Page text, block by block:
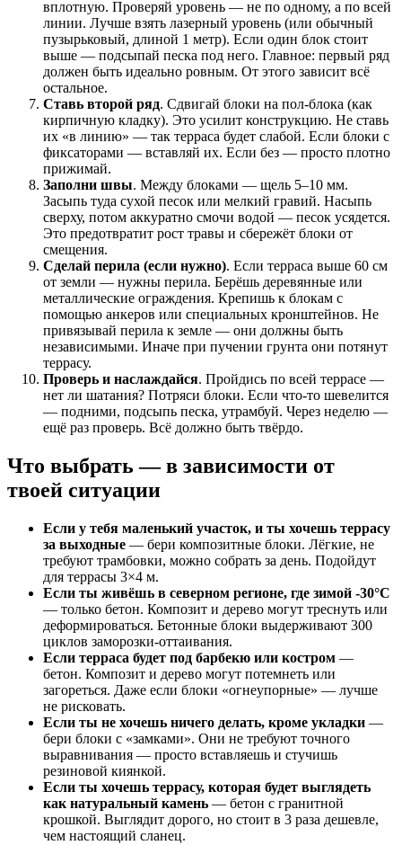
вплотную. Проверяй уровень — не по одному, а по всей
линии. Лучше взять лазерный уровень (или обычный
пузырьковый, длиной 1 метр). Если один блок стоит
выше — подсыпай песка под него. Главное: первый ряд
должен быть идеально ровным. От этого зависит всё
остальное.
Ставь второй ряд. Сдвигай блоки на пол-блока (как
кирпичную кладку). Это усилит конструкцию. Не ставь
их «в линию» — так терраса будет слабой. Если блоки с
фиксаторами — вставляй их. Если без — просто плотно
прижимай.
Заполни швы. Между блоками — щель 5–10 мм.
Засыпь туда сухой песок или мелкий гравий. Насыпь
сверху, потом аккуратно смочи водой — песок усядется.
Это предотвратит рост травы и сбережёт блоки от
смещения.
Сделай перила (если нужно). Если терраса выше 60 см
от земли — нужны перила. Берёшь деревянные или
металлические ограждения. Крепишь к блокам с
помощью анкеров или специальных кронштейнов. Не
привязывай перила к земле — они должны быть
независимыми. Иначе при пучении грунта они потянут
террасу.
Проверь и наслаждайся. Пройдись по всей террасе —
нет ли шатания? Потряси блоки. Если что-то шевелится
— подними, подсыпь песка, утрамбуй. Через неделю —
ещё раз проверь. Всё должно быть твёрдо.
Что выбрать — в зависимости от
твоей ситуации
Если у тебя маленький участок, и ты хочешь террасу
за выходные — бери композитные блоки. Лёгкие, не
требуют трамбовки, можно собрать за день. Подойдут
для террасы 3×4 м.
Если ты живёшь в северном регионе, где зимой -30°C
— только бетон. Композит и дерево могут треснуть или
деформироваться. Бетонные блоки выдерживают 300
циклов заморозки-оттаивания.
Если терраса будет под барбекю или костром —
бетон. Композит и дерево могут потемнеть или
загореться. Даже если блоки «огнеупорные» — лучше
не рисковать.
Если ты не хочешь ничего делать, кроме укладки —
бери блоки с «замками». Они не требуют точного
выравнивания — просто вставляешь и стучишь
резиновой киянкой.
Если ты хочешь террасу, которая будет выглядеть
как натуральный камень — бетон с гранитной
крошкой. Выглядит дорого, но стоит в 3 раза дешевле,
чем настоящий сланец.